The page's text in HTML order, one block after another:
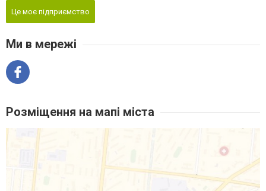
Це моє підприємство
Ми в мережі
Розміщення на мапі міста